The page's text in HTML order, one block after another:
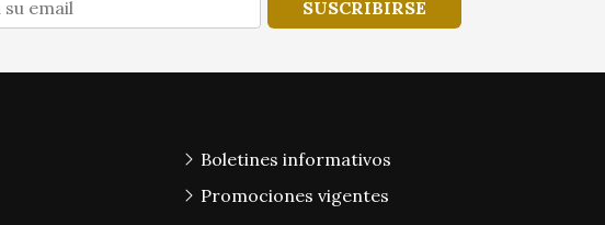
SUSCRIBIRSE
Boletines informativos
Promociones vigentes